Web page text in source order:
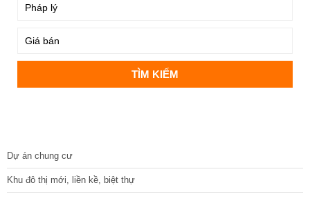
Dự án chung cư
Khu đô thị mới, liền kề, biệt thự